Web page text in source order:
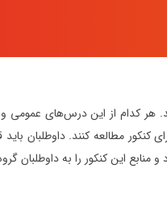
باید درس‌های عمومی و تخصصی را برای کنکور
را برای کنکور مطالعه کنند.